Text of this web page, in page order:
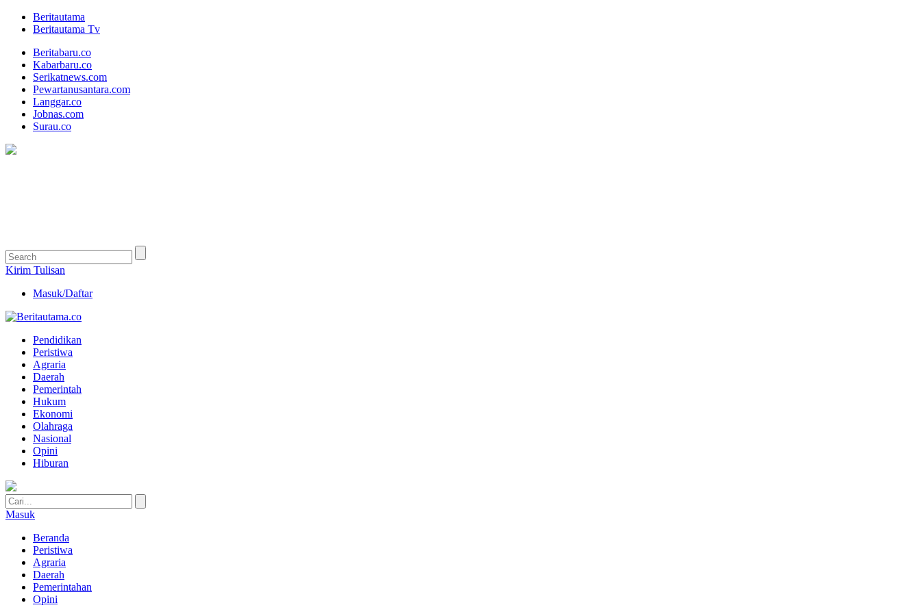
Beritautama
Beritautama Tv
Beritabaru.co
Kabarbaru.co
Serikatnews.com
Pewartanusantara.com
Langgar.co
Jobnas.com
Surau.co
Kirim Tulisan
Masuk/Daftar
Pendidikan
Peristiwa
Agraria
Daerah
Pemerintah
Hukum
Ekonomi
Olahraga
Nasional
Opini
Hiburan
Masuk
Beranda
Peristiwa
Agraria
Daerah
Pemerintahan
Opini